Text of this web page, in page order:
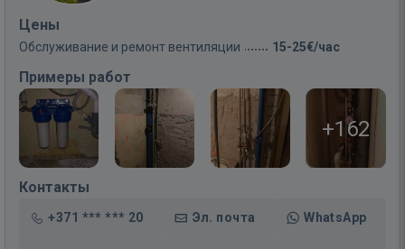
Цены
Обслуживание и ремонт вентиляции 15-25€/час
Примеры работ
+162
Контакты
+371 *** *** 20 Эл. почта WhatsApp